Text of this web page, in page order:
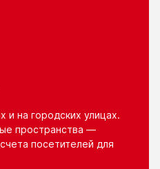
и на городских улицах.
пространства —
посетителей для